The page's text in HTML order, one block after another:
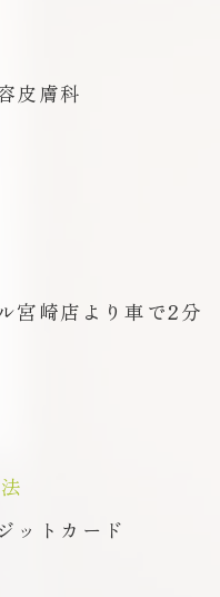
皮膚科
宮崎店より車で2分
ットカード